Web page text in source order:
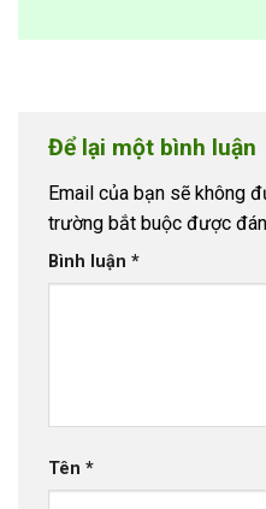
Để lại một bình luận
Email của bạn sẽ không
trường bắt buộc được
Bình luận *
Tên *